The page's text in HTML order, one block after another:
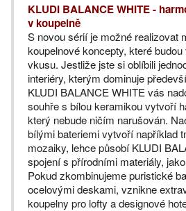
KLUDI BALANCE WHITE -
v koupelně
S novou sérií je možné realizovat
koupelnové koncepty, které
vkusu. Jestliže jste si oblíbili
interiéry, kterým dominuje
KLUDI BALANCE WHITE vás
souhře s bílou keramikou vytvoří
který nebude ničím narušován.
bílými bateriemi vytvoří například
mozaiky, lehce působí KLUDI
spojení s přírodními materiály,
Pokud zkombinujeme puristické
ocelovými deskami, vznikne
koupelny pro lofty a designové